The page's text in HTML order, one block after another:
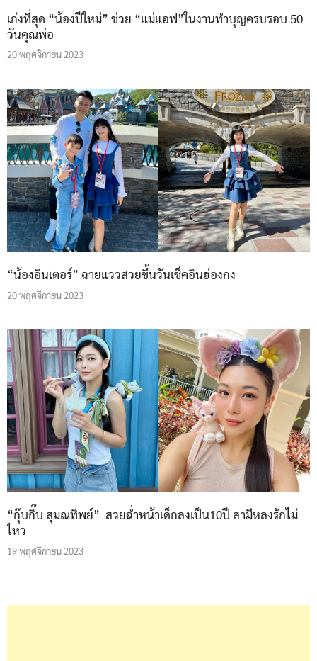
เก่งที่สุด “น้องปีใหม่” ช่วย “แม่แอฟ”ในงานทำบุญครบรอบ 50
วันคุณพ่อ
20 พฤศจิกายน 2023
“น้องอินเตอร์” ฉายแววสวยขึ้นวันเช็คอินฮ่องกง
20 พฤศจิกายน 2023
“กุ๊บกิ๊บ สุมณทิพย์” สวยฉ่ำหน้าเด็กลงเป็น10ปี สามีหลงรักไม่
ไหว
19 พฤศจิกายน 2023